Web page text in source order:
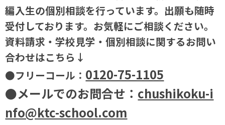
編入生の個別相談を行っています。出願も随時
受付しております。お気軽にご相談ください。
資料請求・学校見学・個別相談に関するお問い
合わせはこちら↓
●フリーコール： 0120-75-1105
●メールでのお問合せ： chushikoku-i
nfo@ktc-school.com